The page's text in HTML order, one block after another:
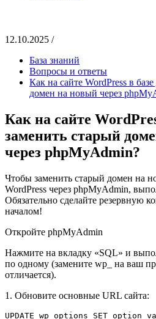
12.10.2025 /
База знаний
Вопросы и ответы
Как на сайте WordPress в
домен на новый через
Как на сайте
заменить старый
через phpMyAdmin?
Чтобы заменить старый домен на
WordPress через phpMyAdmin,
Обязательно сделайте резервную
началом!
Откройте phpMyAdmin
Нажмите на вкладку «SQL» и
по одному (замените wp_ на ваш
отличается).
1. Обновите основные URL сайта: